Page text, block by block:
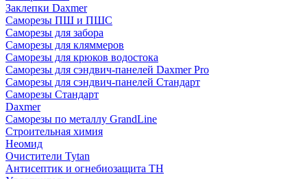
Заклепки Daxmer
Саморезы ПШ и ПШС
Саморезы для забора
Саморезы для кляммеров
Саморезы для крюков водостока
Саморезы для сэндвич-панелей Daxmer Pro
Саморезы для сэндвич-панелей Стандарт
Саморезы Стандарт
Daxmer
Саморезы по металлу GrandLine
Строительная химия
Неомид
Очистители Tytan
Антисептик и огнебиозащита ТН